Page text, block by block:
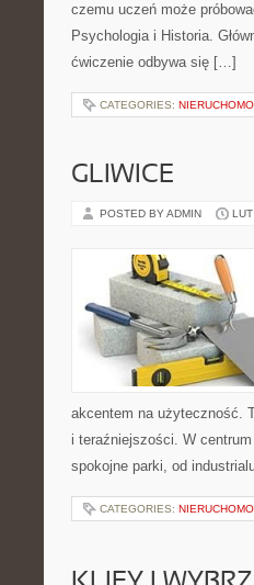
czemu uczeń może
Psychologia i Historia.
ćwiczenie odbywa się […]
CATEGORIES:
GLIWICE
POSTED BY ADMIN
akcentem na użyteczność.
i teraźniejszości. W
spokojne parki, od
CATEGORIES: